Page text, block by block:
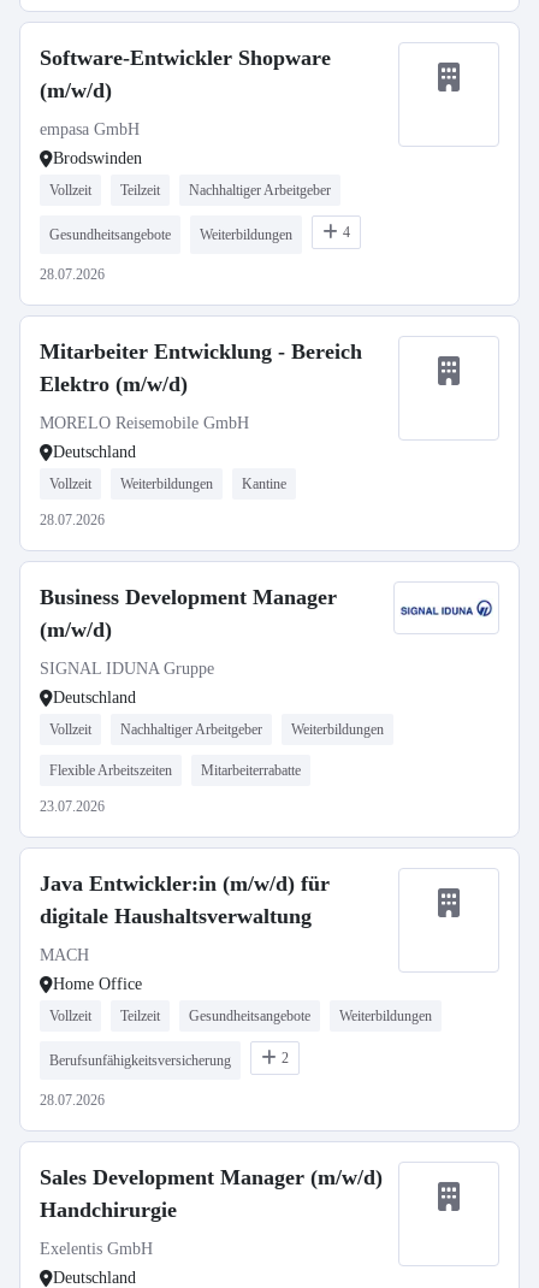
Software-Entwickler Shopware
(m/w/d)
empasa GmbH
Brodswinden
Vollzeit Teilzeit Nachhaltiger Arbeitgeber
Gesundheitsangebote Weiterbildungen 4
28.07.2026
Mitarbeiter Entwicklung - Bereich
Elektro (m/w/d)
MORELO Reisemobile GmbH
Deutschland
Vollzeit Weiterbildungen Kantine
28.07.2026
Business Development Manager
(m/w/d)
SIGNAL IDUNA Gruppe
Deutschland
Vollzeit Nachhaltiger Arbeitgeber Weiterbildungen
Flexible Arbeitszeiten Mitarbeiterrabatte
23.07.2026
Java Entwickler:in (m/w/d) für
digitale Haushaltsverwaltung
MACH
Home Office
Vollzeit Teilzeit Gesundheitsangebote Weiterbildungen
Berufsunfähigkeitsversicherung 2
28.07.2026
Sales Development Manager (m/w/d)
Handchirurgie
Exelentis GmbH
Deutschland